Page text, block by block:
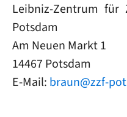
Leibniz-Zentrum für
Potsdam
Am Neuen Markt 1
14467 Potsdam
E-Mail: braun@zzf-